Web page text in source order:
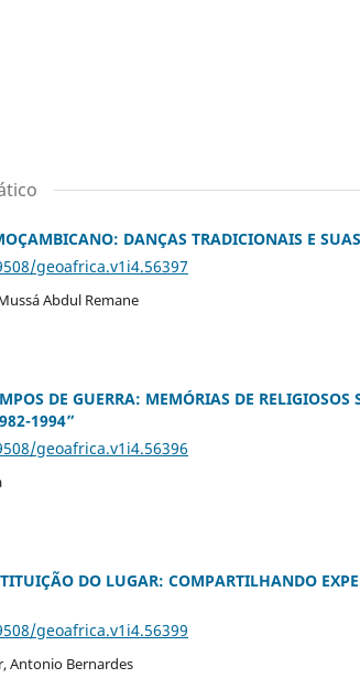
DANÇAS TRADICIONAIS E SUAS
geoafrica.v1i4.56397
Abdul Remane
DE GUERRA: MEMÓRIAS DE
1994”
geoafrica.v1i4.56396
DO LUGAR: COMPARTILHANDO
geoafrica.v1i4.56399
Antonio Bernardes